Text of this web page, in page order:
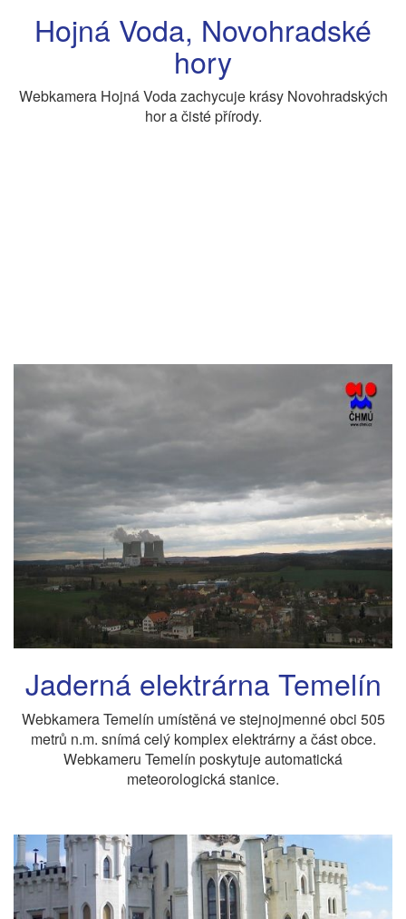
Hojná Voda, Novohradské
hory
Webkamera Hojná Voda zachycuje krásy Novohradských
hor a čisté přírody.
Jaderná elektrárna Temelín
Webkamera Temelín umístěná ve stejnojmenné obci 505
metrů n.m. snímá celý komplex elektrárny a část obce.
Webkameru Temelín poskytuje automatická
meteorologická stanice.